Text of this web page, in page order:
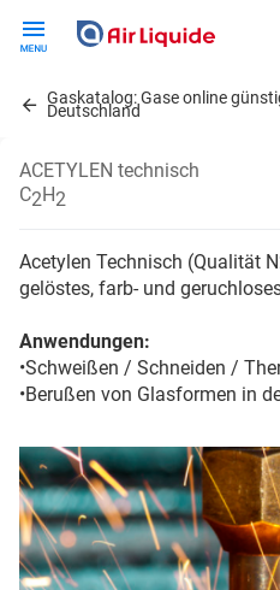
content
Gaskatalog: Gase online günstig kaufen bei Air Liquide
Deutschland
ACETYLEN technisch
C2H2
Acetylen Technisch (Qualität
gelöstes, farb- und
Anwendungen:
•Schweißen / Schneiden /
•Berußen von Glasformen in